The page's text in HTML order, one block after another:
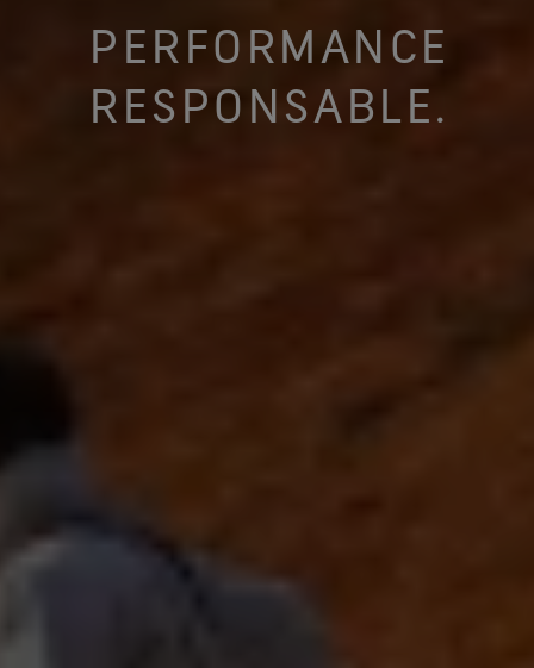
PERFORMANCE
RESPONSABLE.